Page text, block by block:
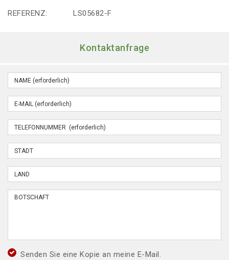
REFERENZ: LS05682-F
Kontaktanfrage
Senden Sie eine Kopie an meine E-Mail.